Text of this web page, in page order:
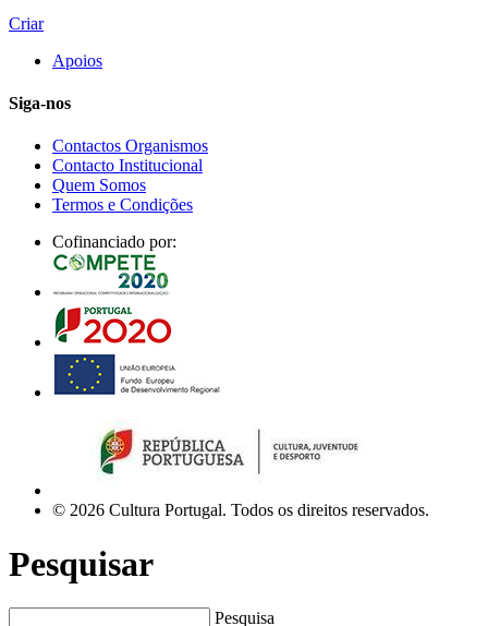
Criar
Apoios
Siga-nos
Contactos Organismos
Contacto Institucional
Quem Somos
Termos e Condições
Cofinanciado por:
© 2026 Cultura Portugal. Todos os direitos reservados.
Pesquisar
Pesquisa